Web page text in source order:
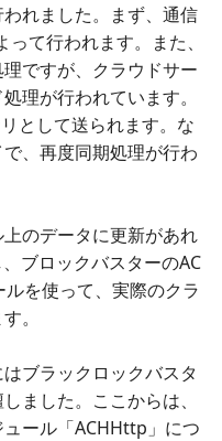
れました。まず、通信
て行われます。また、
ですが、クラウドサー
理が行われています。
として送られます。な
、再度同期処理が行わ
のデータに更新があれ
ブロックバスターのAC
を使って、実際のクラ
。
ブラックロックバスタ
ました。ここからは、
ール「ACHHttp」につ